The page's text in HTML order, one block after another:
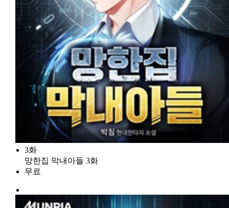
3화
망한집 막내아들 3화
무료